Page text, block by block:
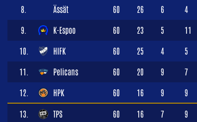
8. Ässät 60 26 6 4
9. K-Espoo 60 23 5 11
10. HIFK 60 25 4 5
11. Pelicans 60 20 9 7
12. HPK 60 16 9 9
13. TPS 60 16 7 9